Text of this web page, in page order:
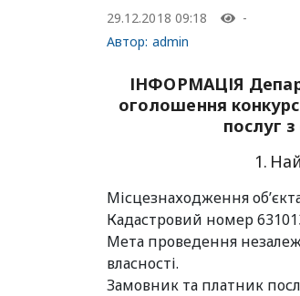
29.12.2018 09:18
-
Автор: admin
ІНФОРМАЦІЯ
оголошення
послуг
1.
Місцезнаходження
Кадастровий номер
Мета проведення
власності.
Замовник та платник